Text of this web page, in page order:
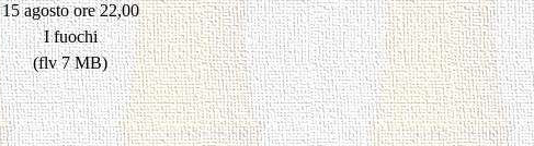
15 agosto ore 22,00
I fuochi
(flv 7 MB)